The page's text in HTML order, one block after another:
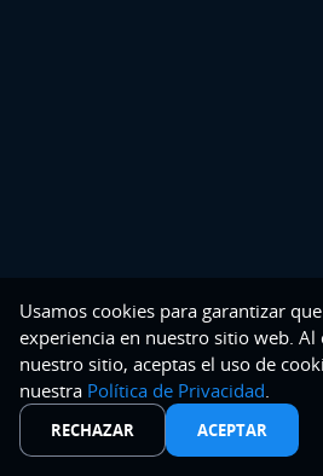
Usamos cookies para garantizar
experiencia en nuestro sitio web.
nuestro sitio, aceptas el uso de
nuestra Política de Privacidad.
RECHAZAR ACEPTAR